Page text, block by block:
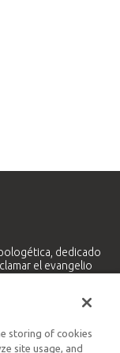
dedicado
el evangelio
Latinoamericano
storing of cookies
site usage, and